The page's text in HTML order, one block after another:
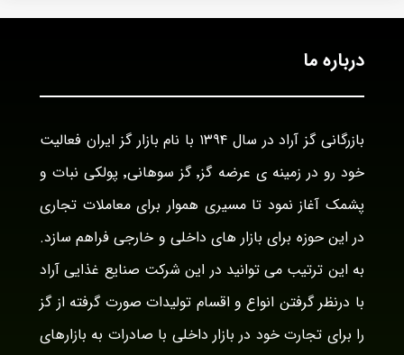
درباره ما
بازرگانی گز آراد در سال ۱۳۹۴ با نام بازار گز ایران فعالیت
خود رو در زمینه ی عرضه گز٬ گز سوهانی٬ پولکی نبات و
پشمک آغاز نمود تا مسیری هموار برای معاملات تجاری
در این حوزه برای بازار های داخلی و خارجی فراهم سازد.
به این ترتیب می توانید در این شرکت صنایع غذایی آراد
با درنظر گرفتن انواع و اقسام تولیدات صورت گرفته از گز
را برای تجارت خود در بازار داخلی با صادرات به بازارهای